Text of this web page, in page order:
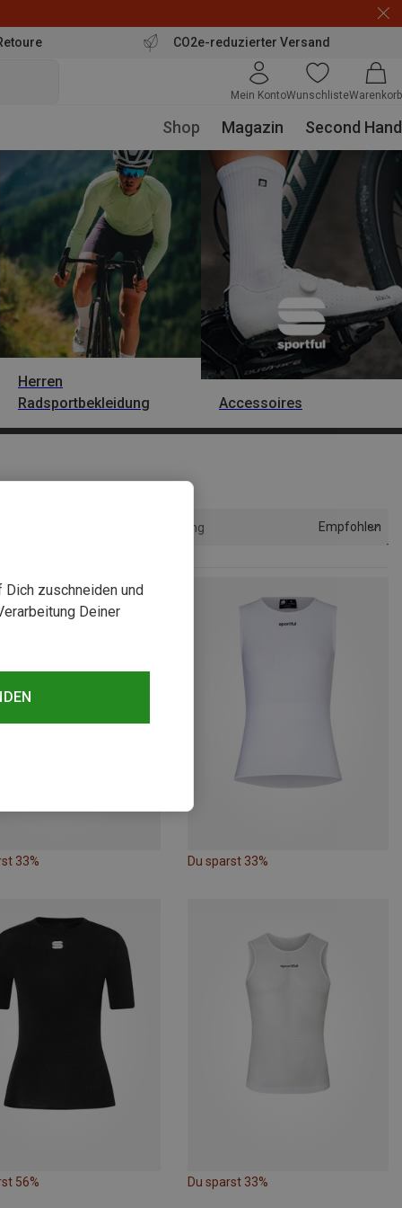
CO2e-reduzierter Versand
Mein KontoWunschlisteWarenkorb
Shop Magazin Second Hand
Herren
Radsportbekleidung
Accessoires
Sortierung Empfohlen
33% Du sparst 33%
56% Du sparst 33%
zuschneiden und
Deiner